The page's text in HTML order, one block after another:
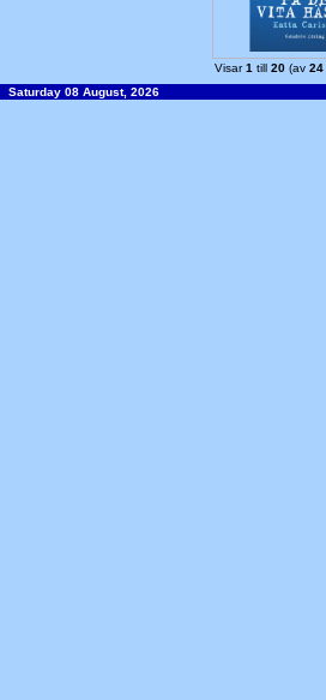
Visar1 till 20 (av 24
Saturday 08 August, 2026